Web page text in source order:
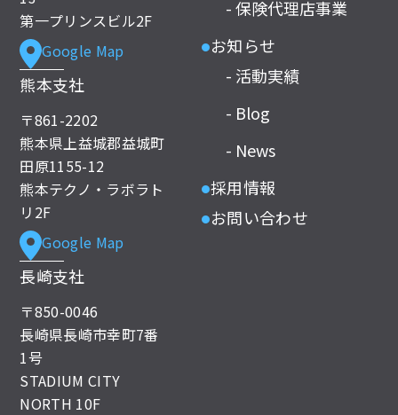
第一プリンスビル2F
Google Map
熊本支社
〒861-2202
熊本県上益城郡益城町
田原1155-12
熊本テクノ・ラボラト
リ2F
Google Map
長崎支社
〒850-0046
長崎県長崎市幸町7番
1号
STADIUM CITY
NORTH 10F
- 保険代理店事業
● お知らせ
- 活動実績
- Blog
- News
●採用情報
● お問い合わせ